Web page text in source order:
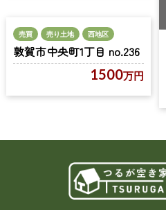
売買 売り土地 西地区
敦賀市中央町1丁目 no.236
1500万円